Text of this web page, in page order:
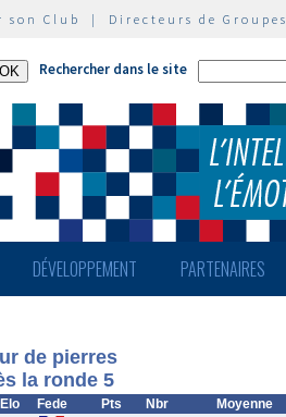
son Club | Directeurs de Groupes
Rechercher dans le site
DÉVELOPPEMENT PARTENAIRES
de pierres
la ronde 5
Elo Fede Pts Nbr Moyenne